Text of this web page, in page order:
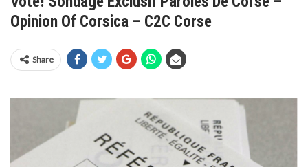
Opinion Of Corsica – C2C Corse
Share